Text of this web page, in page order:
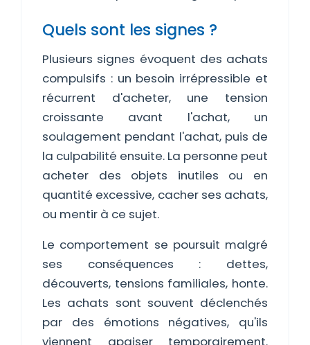
Quels sont les signes ?
Plusieurs signes évoquent des achats
compulsifs : un besoin irrépressible et
récurrent d'acheter, une tension
croissante avant l'achat, un
soulagement pendant l'achat, puis de
la culpabilité ensuite. La personne peut
acheter des objets inutiles ou en
quantité excessive, cacher ses achats,
ou mentir à ce sujet.
Le comportement se poursuit malgré
ses conséquences : dettes,
découverts, tensions familiales, honte.
Les achats sont souvent déclenchés
par des émotions négatives, qu'ils
viennent apaiser temporairement.